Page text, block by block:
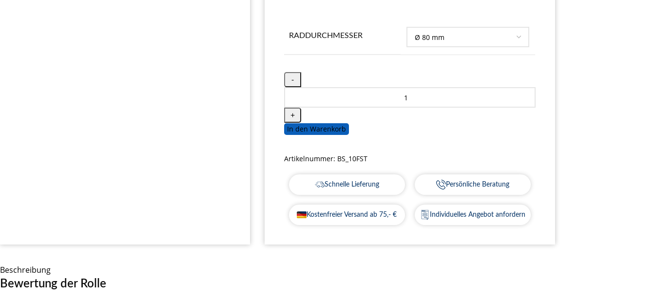
RADDURCHMESSER
In den Warenkorb
Artikelnummer: BS_10FST
Schnelle Lieferung Persönliche Beratung
Kostenfreier Versand ab 75,- € Individuelles Angebot anfordern
Beschreibung
Bewertung der Rolle